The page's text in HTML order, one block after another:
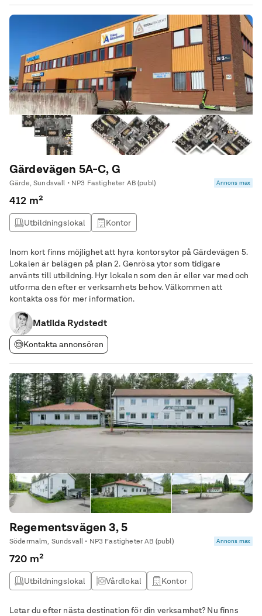
Gärdevägen 5A-C, G
Gärde, Sundsvall • NP3 Fastigheter AB (publ) Annons max
412 m²
Utbildningslokal Kontor
Inom kort finns möjlighet att hyra kontorsytor på Gärdevägen 5.
Lokalen är belägen på plan 2. Genrösa ytor som tidigare
använts till utbildning. Hyr lokalen som den är eller var med och
utforma den efter er verksamhets behov. Välkommen att
kontakta oss för mer information.
Matilda Rydstedt
Kontakta annonsören
Regementsvägen 3, 5
Södermalm, Sundsvall • NP3 Fastigheter AB (publ) Annons max
720 m²
Utbildningslokal Vårdlokal
Kontor
Letar du efter nästa destination för din verksamhet? Nu finns